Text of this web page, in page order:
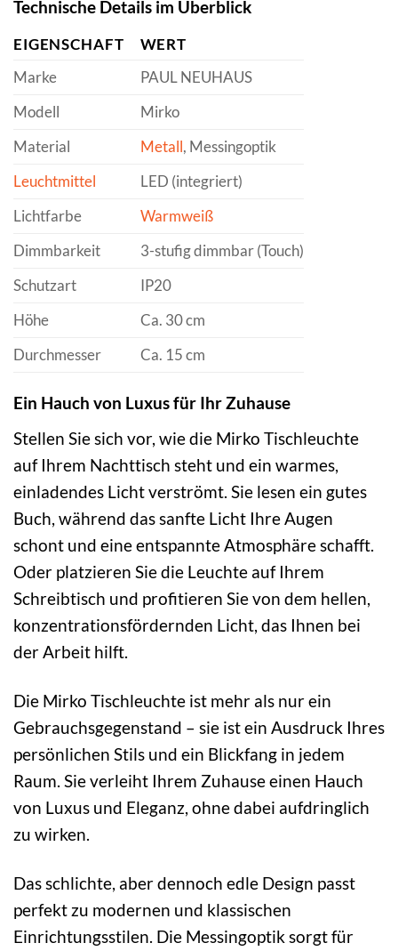
Technische Details im Überblick
EIGENSCHAFT
WERT
Marke
PAUL NEUHAUS
Modell
Mirko
Material
Metall, Messingoptik
Leuchtmittel
LED (integriert)
Lichtfarbe
Warmweiß
Dimmbarkeit
3-stufig dimmbar (Touch)
Schutzart
IP20
Höhe
Ca. 30 cm
Durchmesser
Ca. 15 cm
Ein Hauch von Luxus für Ihr Zuhause
Stellen Sie sich vor, wie die Mirko Tischleuchte
auf Ihrem Nachttisch steht und ein warmes,
einladendes Licht verströmt. Sie lesen ein gutes
Buch, während das sanfte Licht Ihre Augen
schont und eine entspannte Atmosphäre schafft.
Oder platzieren Sie die Leuchte auf Ihrem
Schreibtisch und profitieren Sie von dem hellen,
konzentrationsfördernden Licht, das Ihnen bei
der Arbeit hilft.
Die Mirko Tischleuchte ist mehr als nur ein
Gebrauchsgegenstand – sie ist ein Ausdruck Ihres
persönlichen Stils und ein Blickfang in jedem
Raum. Sie verleiht Ihrem Zuhause einen Hauch
von Luxus und Eleganz, ohne dabei aufdringlich
zu wirken.
Das schlichte, aber dennoch edle Design passt
perfekt zu modernen und klassischen
Einrichtungsstilen. Die Messingoptik sorgt für